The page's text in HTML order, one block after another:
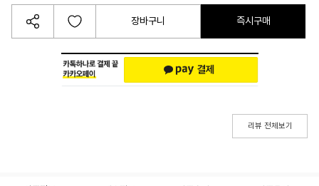
장바구니 즉시구매
리뷰 전체보기